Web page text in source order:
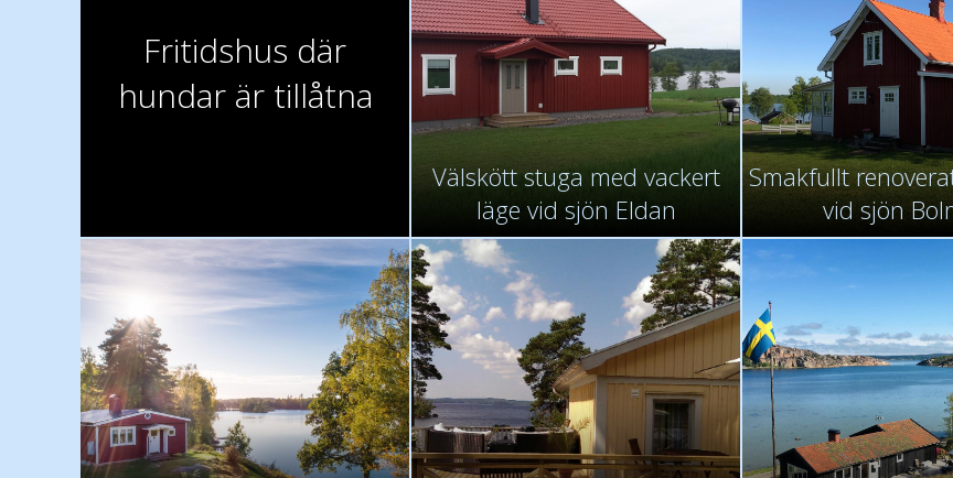
Fritidshus där
hundar är tillåtna
Välskött stuga med vackert
läge vid sjön Eldan
Smakfullt
vid sjön